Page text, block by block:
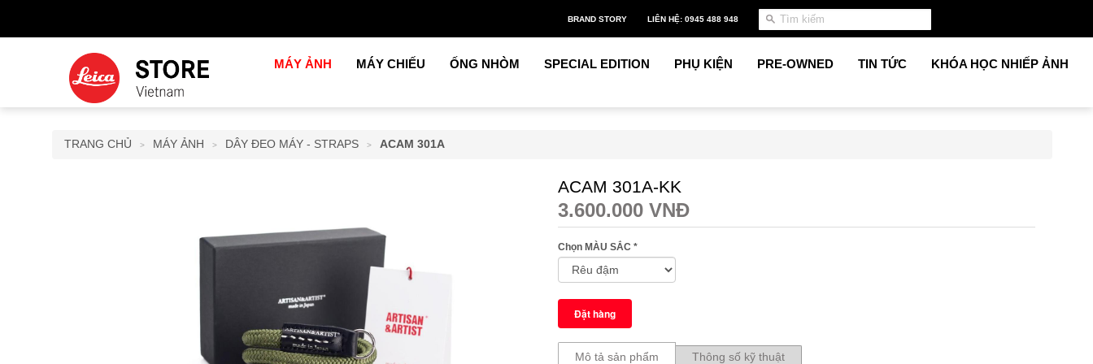
LIÊN HỆ: 0945 488 948
BRAND STORY
MÁY ẢNH MÁY CHIẾU ỐNG NHÒM SPECIAL EDITION PHỤ KIỆN PRE-OWNED TIN TỨC KHÓA HỌC NHIẾP ẢNH
TRANG CHỦ > MÁY ẢNH > DÂY ĐEO MÁY - STRAPS > ACAM 301A
ACAM 301A-KK
3.600.000 VNĐ
Chọn MÀU SẮC *
Mô tả sản phẩm Thông số kỹ thuật